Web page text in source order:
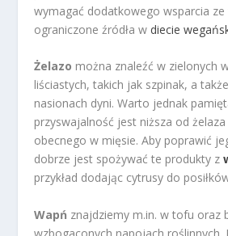
wymagać dodatkowego wsparcia ze
ograniczone źródła w diecie
Żelazo można znaleźć w zielonych
liściastych, takich jak szpinak, a
nasionach dyni. Warto jednak
przyswajalność jest niższa od
obecnego w mięsie. Aby poprawić
dobrze jest spożywać te produkty z
przykład dodając cytrusy do
Wapń znajdziemy m.in. w tofu oraz
wzbogaconych napojach roślinnych.